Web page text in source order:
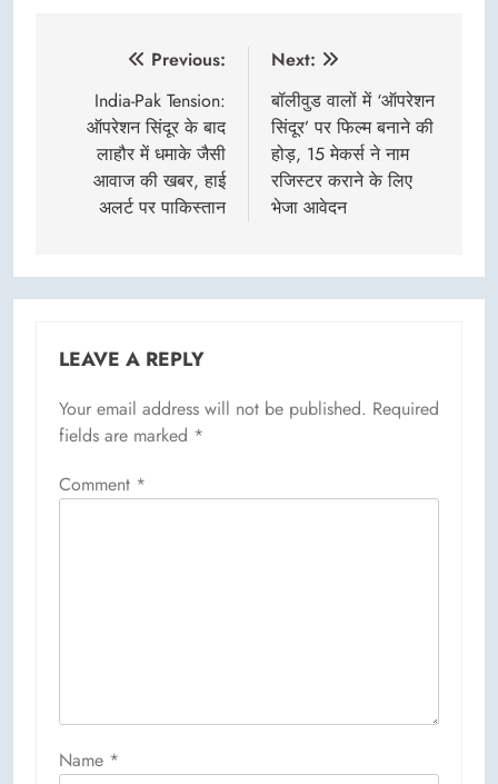
navigation
Previous:
India-Pak Tension:
ऑपरेशन सिंदूर के बाद
लाहौर में धमाके जैसी
आवाज की खबर, हाई
अलर्ट पर पाकिस्तान
Next:
बॉलीवुड वालों में ‘ऑपरेशन
सिंदूर’ पर फिल्म बनाने की
होड़, 15 मेकर्स ने नाम
रजिस्टर कराने के लिए
भेजा आवेदन
LEAVE A REPLY
Your email address will not be published. Required
fields are marked *
Comment *
Name *